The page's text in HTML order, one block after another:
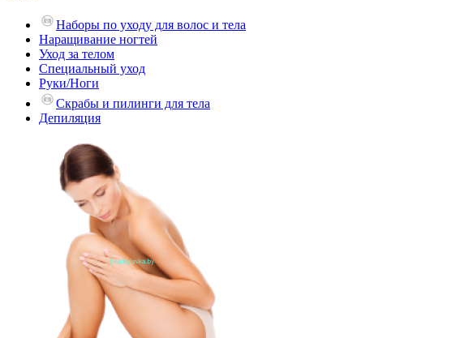
Наборы по уходу для волос и тела
Наращивание ногтей
Уход за телом
Специальный уход
Руки/Ноги
Скрабы и пилинги для тела
Депиляция